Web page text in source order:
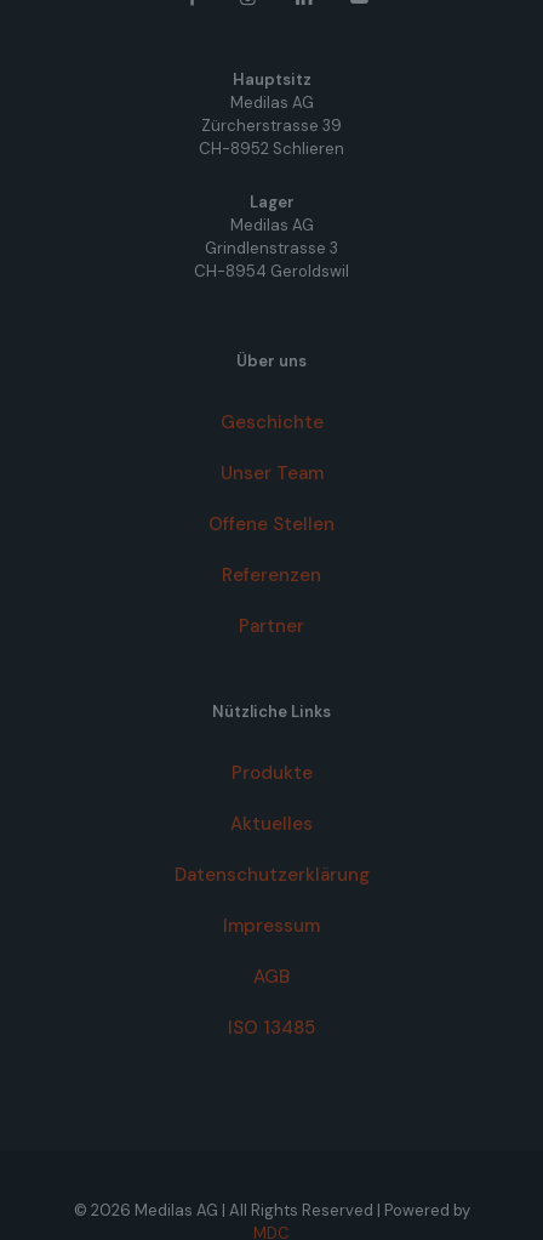
Hauptsitz
Medilas AG
Zürcherstrasse 39
CH-8952 Schlieren
Lager
Medilas AG
Grindlenstrasse 3
CH-8954 Geroldswil
Über uns
Geschichte
Unser Team
Offene Stellen
Referenzen
Partner
Nützliche Links
Produkte
Aktuelles
Datenschutzerklärung
Impressum
AGB
ISO 13485
© 2026 Medilas AG | All Rights Reserved | Powered by
MDC